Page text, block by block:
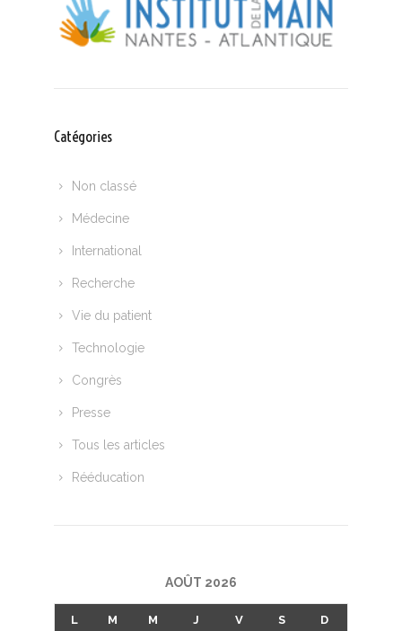
Catégories
Non classé
Médecine
International
Recherche
Vie du patient
Technologie
Congrès
Presse
Tous les articles
Rééducation
AOÛT 2026
L M M J V S D